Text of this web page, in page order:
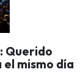
Querido
mismo día